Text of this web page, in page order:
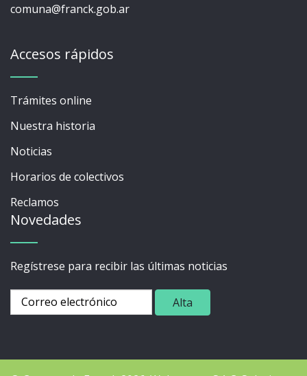
comuna@franck.gob.ar
Accesos rápidos
Trámites online
Nuestra historia
Noticias
Horarios de colectivos
Reclamos
Novedades
Regístrese para recibir las últimas noticias